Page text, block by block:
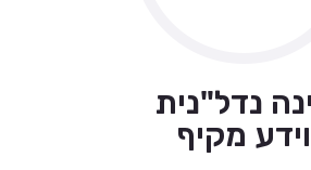
נדל"נית
וידע מקיף